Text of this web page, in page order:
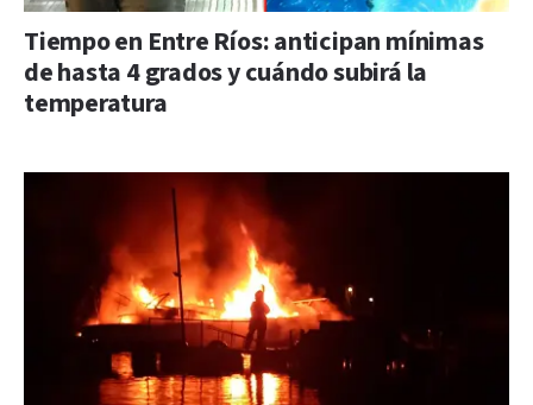
Tiempo en Entre Ríos: anticipan mínimas
de hasta 4 grados y cuándo subirá la
temperatura